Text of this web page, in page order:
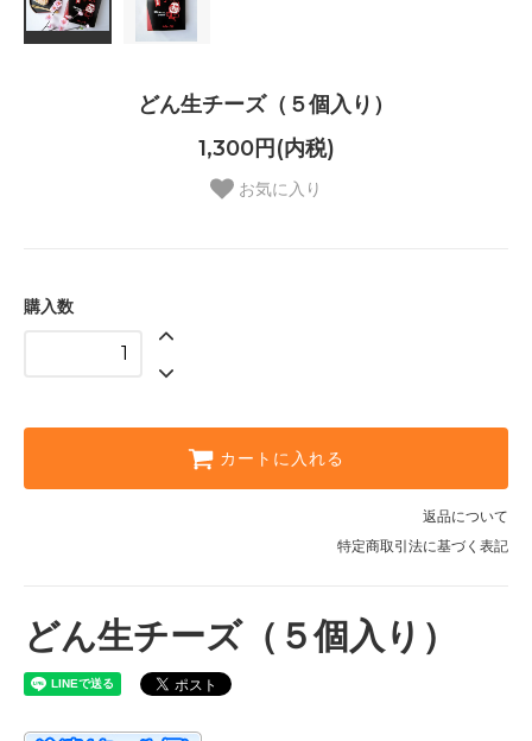
どん生チーズ（５個入り）
1,300円(内税)
お気に入り
購入数
カートに入れる
返品について
特定商取引法に基づく表記
どん生チーズ（５個入り）